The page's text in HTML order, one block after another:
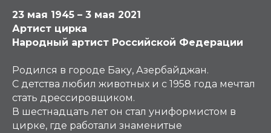
23 мая 1945 – 3 мая 2021
Артист цирка
Народный артист Российской Федерации
Родился в городе Баку, Азербайджан.
С детства любил животных и c 1958 года мечтал
стать дрессировщиком.
В шестнадцать лет он стал униформистом в
цирке, где работали знаменитые